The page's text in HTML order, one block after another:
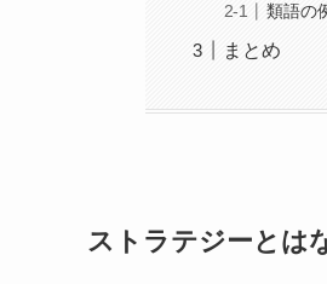
類語の
まとめ
ストラテジーとは